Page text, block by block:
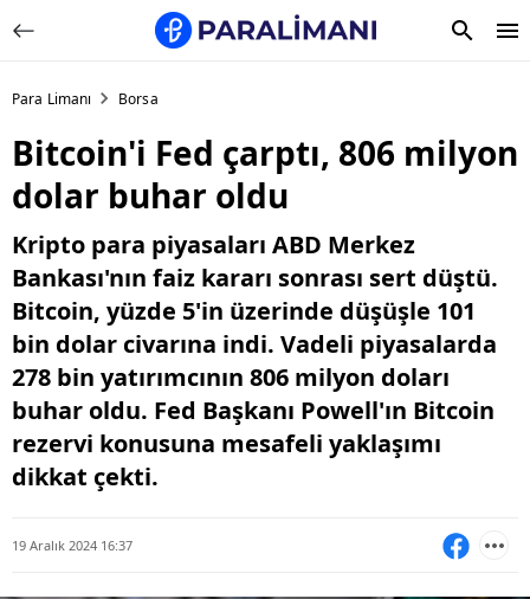
Para Limanı Borsa
Bitcoin'i Fed çarptı, 806 milyon
dolar buhar oldu
Kripto para piyasaları ABD Merkez
Bankası'nın faiz kararı sonrası sert düştü.
Bitcoin, yüzde 5'in üzerinde düşüşle 101
bin dolar civarına indi. Vadeli piyasalarda
278 bin yatırımcının 806 milyon doları
buhar oldu. Fed Başkanı Powell'ın Bitcoin
rezervi konusuna mesafeli yaklaşımı
dikkat çekti.
19 Aralık 2024 16:37